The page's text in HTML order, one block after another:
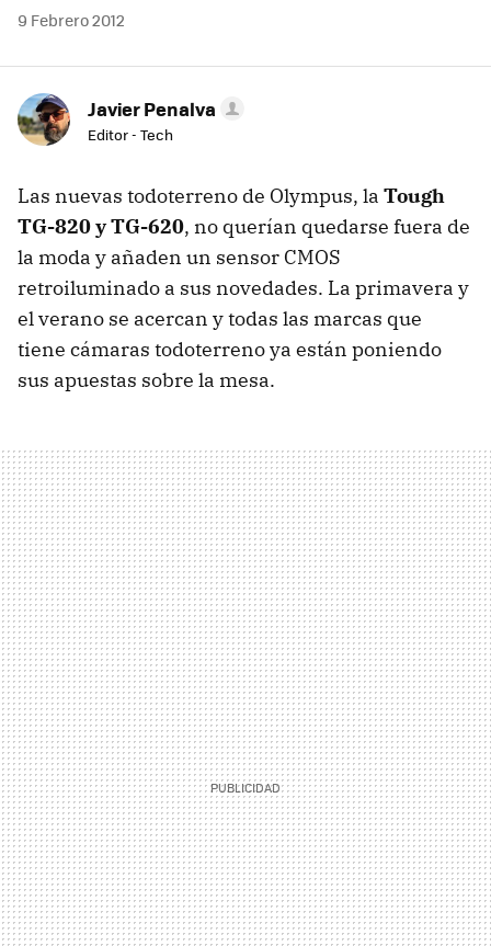
9 Febrero 2012
Javier Penalva
Editor - Tech
Las nuevas todoterreno de Olympus, la Tough
TG-820 y TG-620, no querían quedarse fuera de
la moda y añaden un sensor CMOS
retroiluminado a sus novedades. La primavera y
el verano se acercan y todas las marcas que
tiene cámaras todoterreno ya están poniendo
sus apuestas sobre la mesa.